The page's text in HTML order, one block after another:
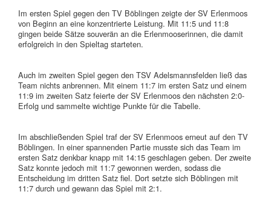
Im ersten Spiel gegen den TV Böblingen zeigte der SV Erlenmoos
von Beginn an eine konzentrierte Leistung. Mit 11:5 und 11:8
gingen beide Sätze souverän an die Erlenmooserinnen, die damit
erfolgreich in den Spieltag starteten.
Auch im zweiten Spiel gegen den TSV Adelsmannsfelden ließ das
Team nichts anbrennen. Mit einem 11:7 im ersten Satz und einem
11:9 im zweiten Satz feierte der SV Erlenmoos den nächsten 2:0-
Erfolg und sammelte wichtige Punkte für die Tabelle.
Im abschließenden Spiel traf der SV Erlenmoos erneut auf den TV
Böblingen. In einer spannenden Partie musste sich das Team im
ersten Satz denkbar knapp mit 14:15 geschlagen geben. Der zweite
Satz konnte jedoch mit 11:7 gewonnen werden, sodass die
Entscheidung im dritten Satz fiel. Dort setzte sich Böblingen mit
11:7 durch und gewann das Spiel mit 2:1.